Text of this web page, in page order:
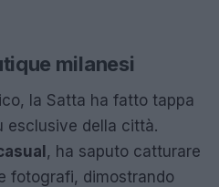
milanesi
la Satta ha fatto tappa
esclusive della città.
, ha saputo catturare
fotografi, dimostrando